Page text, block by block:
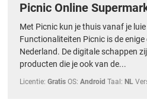
Picnic Online
Met Picnic kun je thuis vanaf je
Functionaliteiten Picnic is de
Nederland. De digitale schappen
producten die je ook van de...
Licentie: Gratis OS: Android Taal: NL